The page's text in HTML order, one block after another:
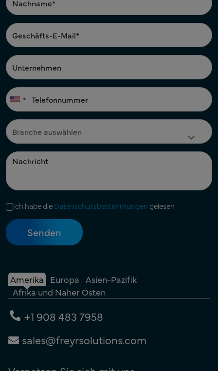
Ich habe dieDatenschutzbestimmungen gelesen
Amerika Europa Asien-Pazifik
Afrika und Naher Osten
+1 908 483 7958
sales@freyrsolutions.com